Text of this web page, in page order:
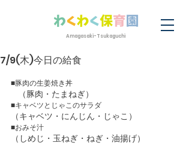
Amagasaki-Tsukaguchi
7/9(木)今日の給食
■豚肉の生姜焼き丼
（豚肉・たまねぎ）
■キャベツとじゃこのサラダ
（キャベツ・にんじん・じゃこ）
■おみそ汁
（しめじ・玉ねぎ・ねぎ・油揚げ）